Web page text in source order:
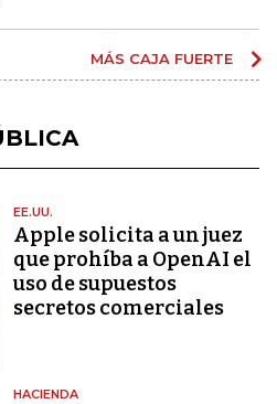
MÁS CAJA FUERTE
EE.UU.
Apple solicita a un juez
que prohíba a OpenAI el
uso de supuestos
secretos comerciales
HACIENDA